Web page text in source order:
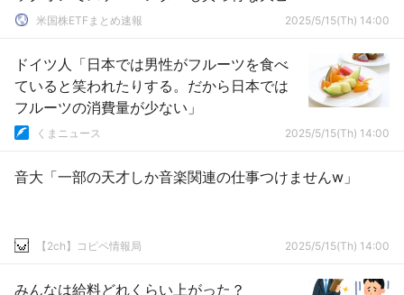
ンチを迎える！？
米国株ETFまとめ速報 2025/5/15(Th) 14:00
ドイツ人「日本では男性がフルーツを食べ
ていると笑われたりする。だから日本では
フルーツの消費量が少ない」
くまニュース 2025/5/15(Th) 14:00
音大「一部の天才しか音楽関連の仕事つけませんw」
【2ch】コピペ情報局 2025/5/15(Th) 14:00
みんなは給料どれくらい上がった？